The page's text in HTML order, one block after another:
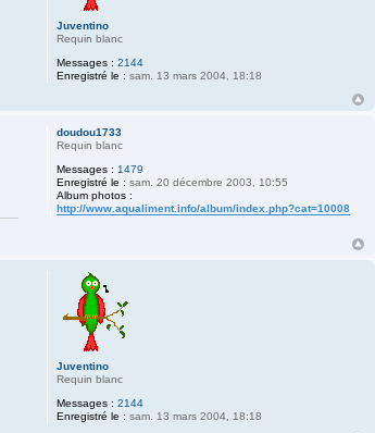
Juventino
Requin blanc
Messages : 2144
Enregistré le : sam. 13 mars 2004, 18:18
doudou1733
Requin blanc
Messages : 1479
Enregistré le : sam. 20 décembre 2003, 10:55
Album photos :
http://www.aqualiment.info/album/index.php?cat=10008
Juventino
Requin blanc
Messages : 2144
Enregistré le : sam. 13 mars 2004, 18:18